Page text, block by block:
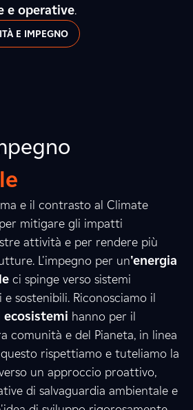
e operative.
E IMPEGNO
e il contrasto al Climate
mitigare gli impatti
attività e per rendere più
L'impegno per un'energia
ci spinge verso sistemi
sostenibili. Riconosciamo il
ecosistemi hanno per il
comunità e del Pianeta, in linea
questo rispettiamo e tuteliamo la
un approccio proattivo,
di salvaguardia ambientale e
8
6
3
8
4